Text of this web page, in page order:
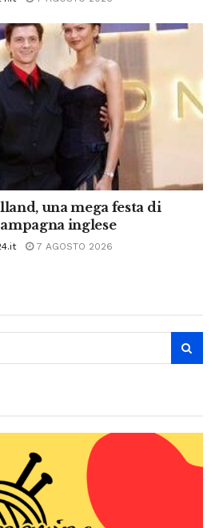
una mega festa di
inglese
7 AGOSTO 2026